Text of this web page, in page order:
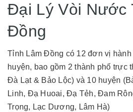
Đại Lý Vòi Nước
Đồng
Tỉnh Lâm Đồng có 12 đơn vị hành
huyện, bao gồm 2 thành phố trực
Đà Lạt & Bảo Lộc) và 10 huyện
Linh, Đạ Huoai, Đạ Tẻh, Đam
Trọng, Lạc Dương, Lâm Hà)